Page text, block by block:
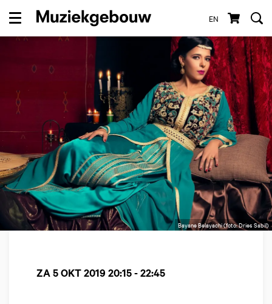
EN
Menu
Bayane Belayachi (foto: Dries Sabil)
ZA 5 OKT 2019 20:15 - 22:45